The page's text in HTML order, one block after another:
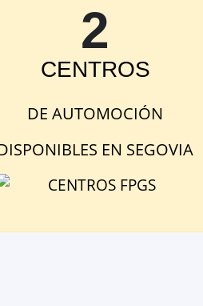
2
CENTROS
DE AUTOMOCIÓN
S EN SEGOVIA